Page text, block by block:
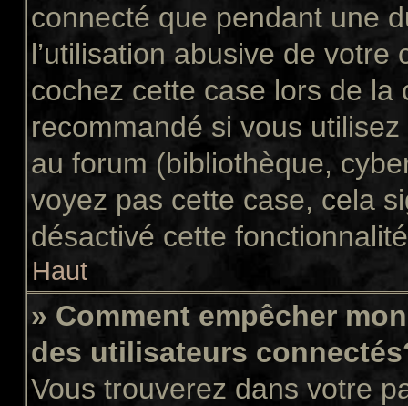
connecté que pendant une
l’utilisation abusive de
cochez cette case lors de la
recommandé si vous
au forum (bibliothèque,
voyez pas cette case, cela
désactivé cette
Haut
» Comment empêcher
des utilisateurs
Vous trouverez dans votre